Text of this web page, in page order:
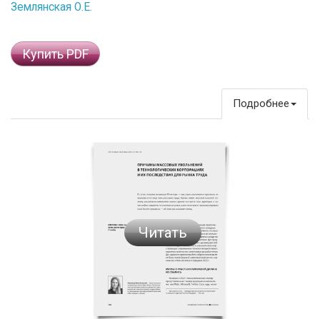
Землянская О.Е.
Купить PDF
Подробнее
Читать